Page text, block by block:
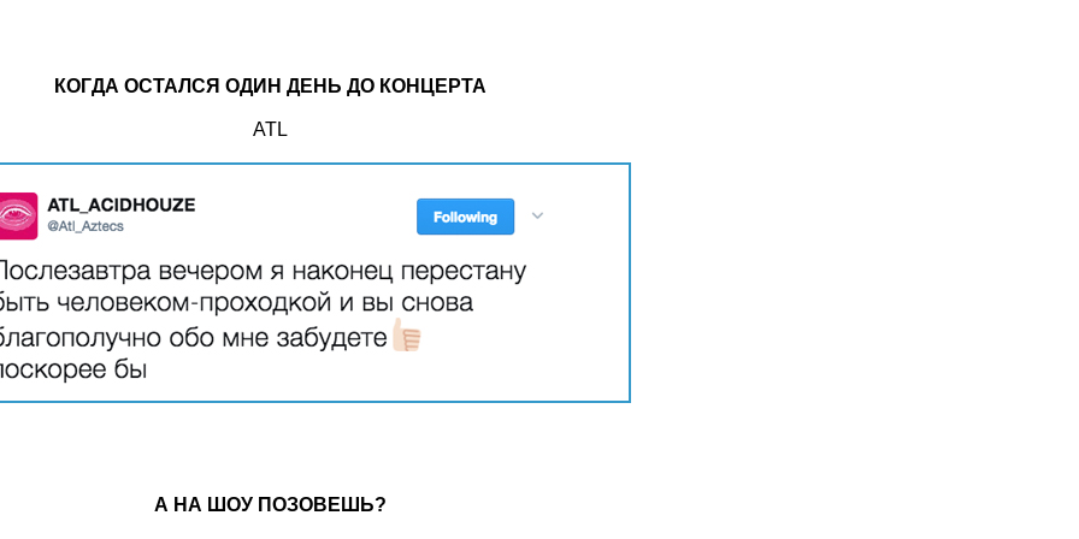
КОГДА ОСТАЛСЯ ОДИН ДЕНЬ ДО КОНЦЕРТА
ATL
А НА ШОУ ПОЗОВЕШЬ?